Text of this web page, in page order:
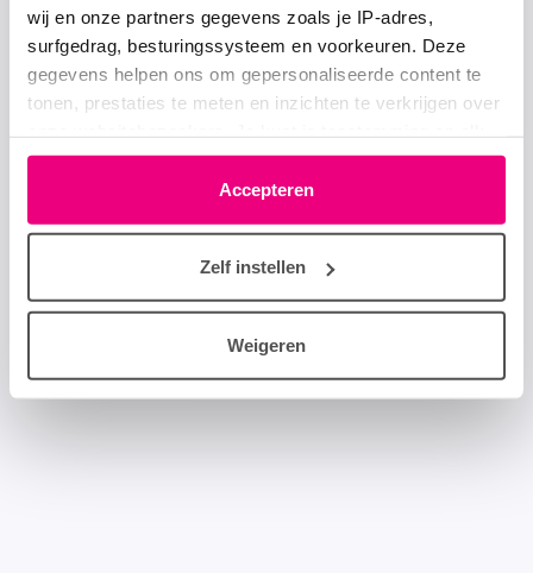
wij en onze partners gegevens zoals je IP-adres,
surfgedrag, besturingssysteem en voorkeuren. Deze
gegevens helpen ons om gepersonaliseerde content te
tonen, prestaties te meten en inzichten te verkrijgen over
moment wijzigen of intrekken via het cookie-icoontje
linksonder elke pagina. De lijst met partners is te vinden
in het tabblad “details”.
Accepteren
Zelf instellen
Weigeren